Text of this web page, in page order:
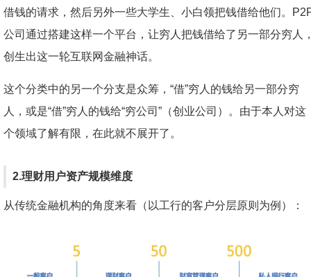
借钱的请求，然后另外一些大学生、小白领把钱借给他们。
公司通过搭建这样一个平台，让穷人把钱借给了另一部分穷人
创生出这一轮互联网金融神话。
这个分类中的另一个分支是众筹，“借”穷人的钱给另一部分穷
人，或是“借”穷人的钱给“穷公司”（创业公司）。由于本人对这
个领域了解有限，在此就不展开了。
2.理财用户资产规模维度
从传统金融机构的角度来看（以工行的客户分层原则为例）：